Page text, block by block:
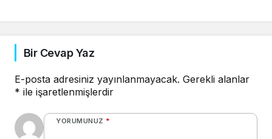
Bir Cevap Yaz
E-posta adresiniz yayınlanmayacak. Gerekli alanlar
* ile işaretlenmişlerdir
YORUMUNUZ *